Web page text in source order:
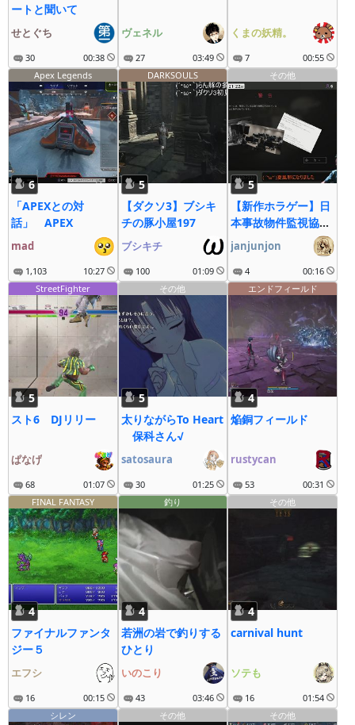
ートと聞いて
せとぐち
30 00:38
ヴェネル
27 03:49
くまの妖精。
7
00:55
Apex Legends
6
「APEXとの対
話」 APEX
mad
1,103 10:27
DARKSOULS
5
【ダクソ3】ブシキ
チの豚小屋197
ブシキチ
100 01:09
その他
5
【新作ホラゲー】日
本事故物件監視協会
3janjunjon
4
00:16
StreetFighter
5
スト6 DJリリー
ぱなげ
68 01:07
その他
5
太りながらTo Heart
保科さん√
satosaura
30 01:25
エンドフィールド
4
焔銅フィールド
rustycan
53
00:31
FINAL FANTASY
4
ファイナルファンタ
ジー５
エフシ
16 00:15
釣り
4
若洲の岩で釣りする
ひとり
いのこり
43 03:46
その他
4
carnival hunt
ソテも
16
01:54
シレン
その他 その他